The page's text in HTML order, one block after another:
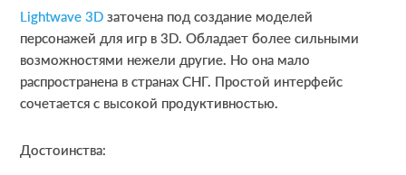
Lightwave 3Dзаточена под создание моделей
персонажей для игр в 3D. Обладает более сильными
возможностями нежели другие. Но она мало
распространена в странах СНГ. Простой интерфейс
сочетается с высокой продуктивностью.
Достоинства: